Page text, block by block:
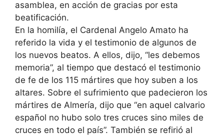
asamblea, en acción de gracias por esta
beatificación.
En la homilía, el Cardenal Angelo Amato ha
referido la vida y el testimonio de algunos de
los nuevos beatos. A ellos, dijo, “les debemos
memoria”, al tiempo que destacó el testimonio
de fe de los 115 mártires que hoy suben a los
altares. Sobre el sufrimiento que padecieron los
mártires de Almería, dijo que “en aquel calvario
español no hubo solo tres cruces sino miles de
cruces en todo el país”. También se refirió al